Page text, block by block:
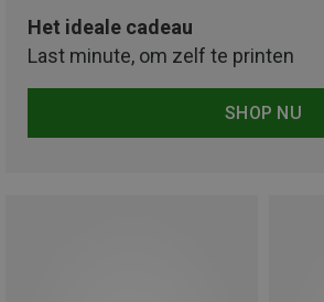
Het ideale cadeau
Last minute, om zelf te printen
SHOP NU